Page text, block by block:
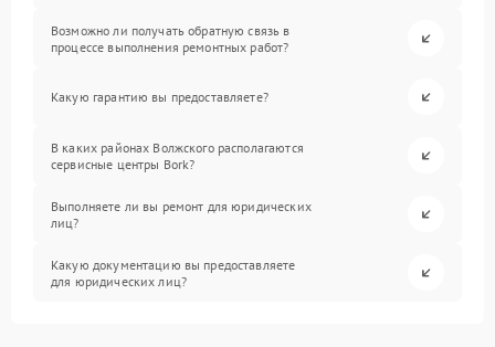
Возможно ли получать обратную связь в
процессе выполнения ремонтных работ?
Какую гарантию вы предоставляете?
В каких районах Волжского располагаются
сервисные центры Bork?
Выполняете ли вы ремонт для юридических
лиц?
Какую документацию вы предоставляете
для юридических лиц?